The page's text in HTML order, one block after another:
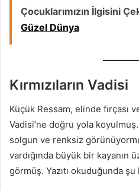
Çocuklarımızın İlgisini
Güzel Dünya
Kırmızıların Vadisi
Küçük Ressam, elinde fırçası
Vadisi’ne doğru yola
solgun ve renksiz
vardığında büyük bir kayanın
görmüş. Yazıtı okuduğunda